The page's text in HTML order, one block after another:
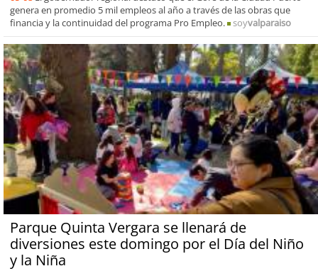
genera en promedio 5 mil empleos al año a través de las obras que
financia y la continuidad del programa Pro Empleo.
soyvalparaiso
Parque Quinta Vergara se llenará de
diversiones este domingo por el Día del Niño
y la Niña